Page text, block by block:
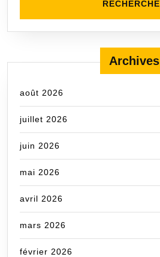
Archives
août 2026
juillet 2026
juin 2026
mai 2026
avril 2026
mars 2026
février 2026